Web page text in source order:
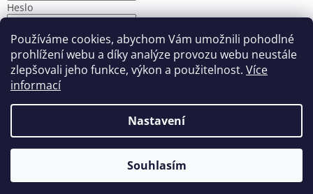
Používáme cookies, abychom Vám umožnili pohodlné
prohlížení webu a díky analýze provozu webu neustále
zlepšovali jeho funkce, výkon a použitelnost. Více
informací
Nastavení
Souhlasím
Heslo
PŘIHLÁSIT SE
Nová registraceZapomenuté heslo
Vytvořil Shoptet
PMbike. Všechna práva vyhrazena.